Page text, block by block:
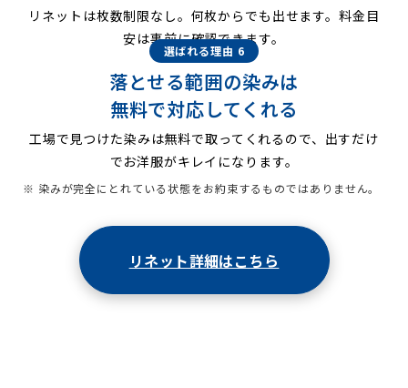
リネットは枚数制限なし。何枚からでも出せます。料金目
安は事前に確認できます。
選ばれる理由 6
落とせる範囲の染みは
無料で対応してくれる
工場で見つけた染みは無料で取ってくれるので、出すだけ
でお洋服がキレイになります。
※ 染みが完全にとれている状態をお約束するものではありません。
リネット詳細はこちら